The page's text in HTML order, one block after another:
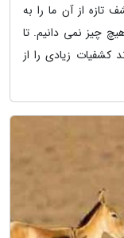
از آن ما را به
چیز نمی دانیم. تا
کشفیات زیادی را از